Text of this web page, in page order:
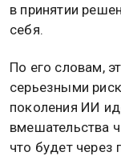
в принятии
себя.
По его словам,
серьезными
поколения ИИ
вмешательства
что будет через